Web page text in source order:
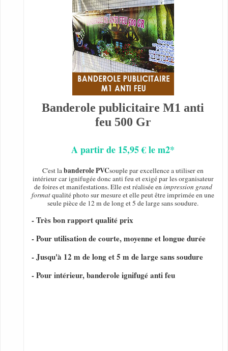
Banderole publicitaire M1 anti
feu 500 Gr
A partir de 15,95 € le m2*
C'est labanderole PVCsouple par excellence a utiliser en
intérieur car ignifugée donc anti feu et exigé par les organisateur
de foires et manifestations. Elle est réalisée enimpression grand
formatqualité photo sur mesure et elle peut être imprimée en une
seule pièce de 12 m de long et 5 de large sans soudure.
- Très bon rapport qualité prix
- Pour utilisation de courte, moyenne et longue durée
- Jusqu'à 12 m de long et 5 m de large sans soudure
- Pour intérieur, banderole ignifugé anti feu